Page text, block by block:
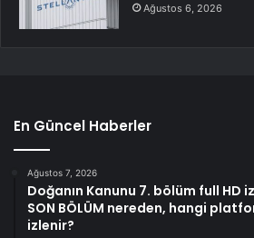
Ağustos 6, 2026
En Güncel Haberler
Ağustos 7, 2026
Doğanın Kanunu 7. bölüm full HD
SON BÖLÜM nereden, hangi
izlenir?